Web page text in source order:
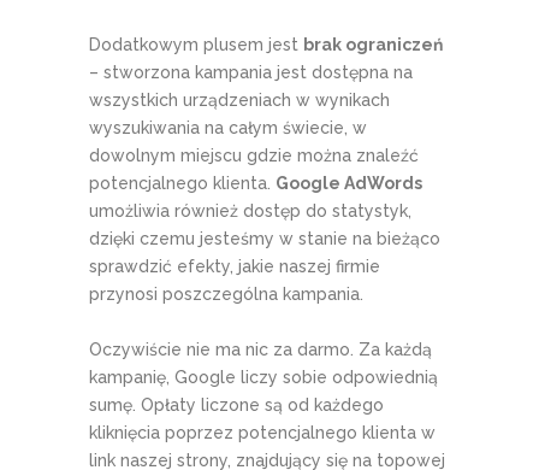
Dodatkowym plusem jest brak ograniczeń
– stworzona kampania jest dostępna na
wszystkich urządzeniach w wynikach
wyszukiwania na całym świecie, w
dowolnym miejscu gdzie można znaleźć
potencjalnego klienta. Google AdWords
umożliwia również dostęp do statystyk,
dzięki czemu jesteśmy w stanie na bieżąco
sprawdzić efekty, jakie naszej firmie
przynosi poszczególna kampania.
Oczywiście nie ma nic za darmo. Za każdą
kampanię, Google liczy sobie odpowiednią
sumę. Opłaty liczone są od każdego
kliknięcia poprzez potencjalnego klienta w
link naszej strony, znajdujący się na topowej